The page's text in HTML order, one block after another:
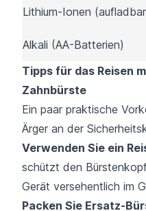
Lithium-Ionen
Alkali (AA-Batterien)
Tipps für das Reisen
Zahnbürste
Ein paar praktische
Ärger an der
Verwenden Sie ein
schützt den
Gerät versehentlich im
Packen Sie Ersatz-